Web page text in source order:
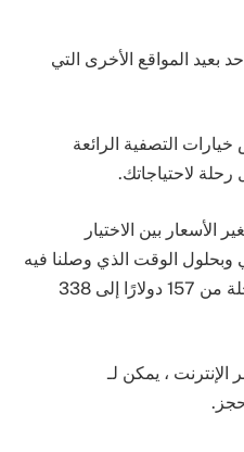
بعيد المواقع الأخرى التي
التصفية الرائعة
لاحتياجاتك.
الأسعار بين الاختيار
وبحلول الوقت الذي وصلنا فيه
إلى قسم الدفع، ارتفع سعر الرحلة من 157 دولارًا إلى 338
، يمكن لـ